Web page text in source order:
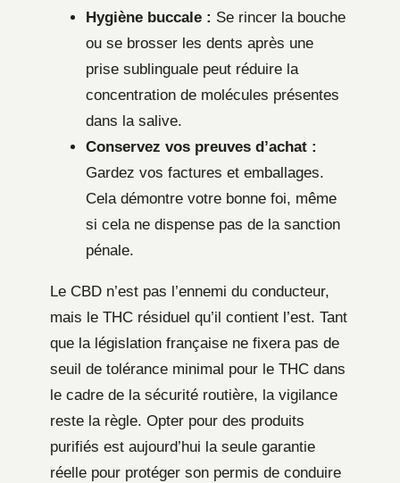
Hygiène buccale : Se rincer la bouche
ou se brosser les dents après une
prise sublinguale peut réduire la
concentration de molécules présentes
dans la salive.
Conservez vos preuves d’achat :
Gardez vos factures et emballages.
Cela démontre votre bonne foi, même
si cela ne dispense pas de la sanction
pénale.
Le CBD n’est pas l’ennemi du conducteur,
mais le THC résiduel qu’il contient l’est. Tant
que la législation française ne fixera pas de
seuil de tolérance minimal pour le THC dans
le cadre de la sécurité routière, la vigilance
reste la règle. Opter pour des produits
purifiés est aujourd’hui la seule garantie
réelle pour protéger son permis de conduire